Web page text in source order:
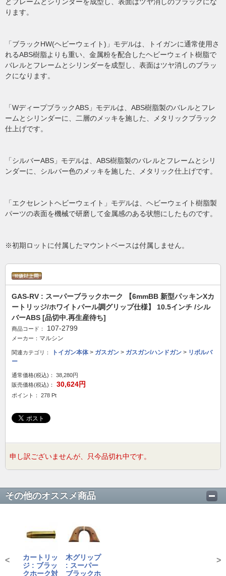
ります。
「ブラックHW(ヘビーウェイト)」モデルは、トイガンに通常使用さ
れるABS樹脂よりも重い、金属粉を配合したヘビーウェイト樹脂で
バレルとフレームとシリンダーを成型し、表面はツヤ消しのブラッ
クになります。
「WディープブラックABS」モデルは、ABS樹脂製のバレルとフレ
ームとシリンダーに、二層のメッキを施した、メタリックブラック
仕上げです。
「シルバーABS」モデルは、ABS樹脂製のバレルとフレームとシリ
ンダーに、シルバー色のメッキを施した、メタリック仕上げです。
「エクセレントヘビーウェイト」モデルは、ヘビーウェイト樹脂製
パーツの表面を機械で研磨して金属感のある状態にしたものです。
※初期ロットに付属したマウントベースは付属しません。
GAS-RV : スーパーブラックホーク 【6mmBB 新型パッキンXカ
ートリッジ/ホワイトパール調グリップ仕様】 10.5インチ /シル
バーABS [品切中.再生産待ち]
商品コード： 107-2799
メーカー： マルシン
関連カテゴリ： トイガン本体> ガスガン > ガスガン/ハンドガン > リボルバ
ー
通常価格(税込)：
38,280円
販売価格(税込)：
30,624円
ポイント： 278 Pt
申し訳ございませんが、只今品切れ中です。
その他のオススメ商品
カートリッ
ジ : ブラッ
クホーク対
木グリップ
: スーパー
ブラックホ
< >